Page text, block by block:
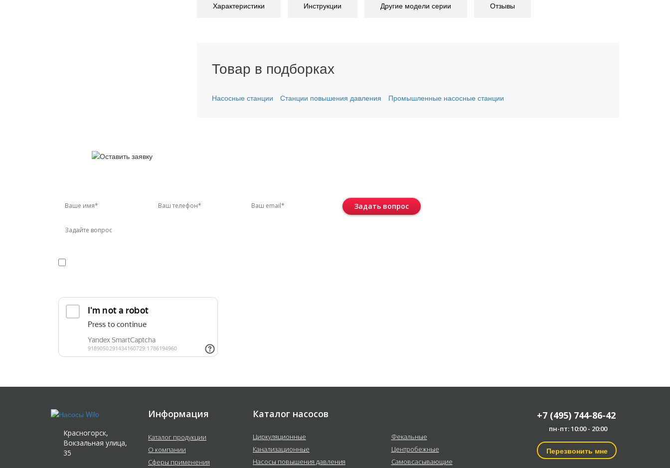
Характеристики Инструкции Другие модели серии Отзывы
Товар в подборках
Насосные станции Станции повышения давления Промышленные насосные станции
Задать вопрос
Красногорск,
Вокзальная улица,
35
Информация
Каталог продукции
О компании
Сферы применения
Каталог насосов
Циркуляционные
Канализационные
Насосы повышения давления
Фекальные
Центробежные
Самовсасывающие
+7 (495) 744-86-42
пн-пт: 10:00 - 20:00
Перезвонить мне